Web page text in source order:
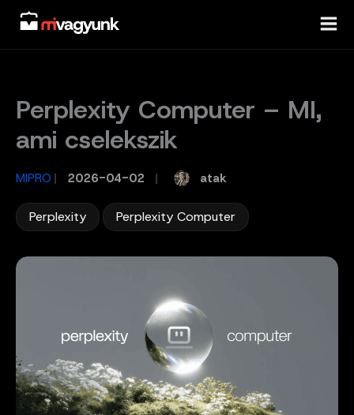
Skip
content
Perplexity Computer – MI,
ami cselekszik
MIPRO / 2026-04-02 atak
Perplexity Perplexity Computer